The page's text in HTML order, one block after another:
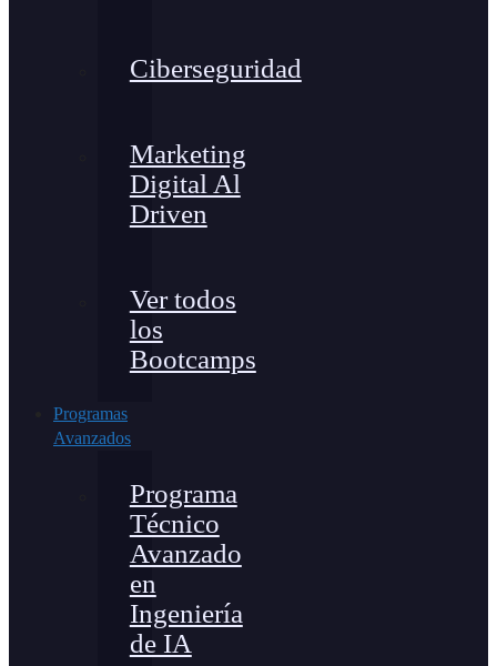
Ciberseguridad
Marketing
Digital Al
Driven
Ver todos
los
Bootcamps
Programas
Avanzados
Programa
Técnico
Avanzado
en
Ingeniería
de IA